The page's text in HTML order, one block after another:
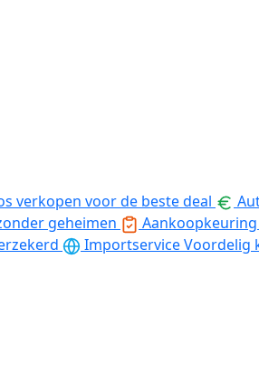
verkopen voor de beste deal
geheimen
Aankoopkeuring
ImportserviceVoordelig